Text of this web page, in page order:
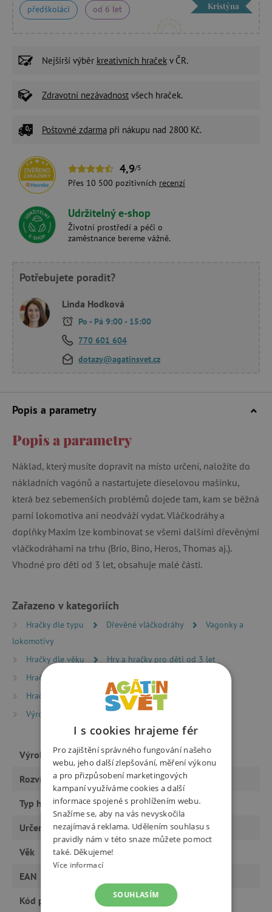
předškoláci od 6 let Kristýna
Nejširší výběr kreativních hraček v ČR.
Zdravotní nezávadnost všech hraček.
Poštovné zdarma při nákupu nad 2800 Kč.
4,9/5
Přes 10 500 pozitivních recenzí
Udržitelný e-shop
Životní prostředí a péči o
zaměstnance bereme vážně.
Potřebujete poradit?
Linda Hodková
Po - Pá 9:00 - 15:00
770 601 604
dotazy@agatinsvet.cz
Popis a parametry
Popis a parametry
Náklad, který musíte dopravit na místo určení, naložíte do
nákladních vagónů a nastartujete dieselovou mašinku,
která bez sebemenších problémů dojede tam, kam se běžná
parní lokomotiva ani neodváží vydat. Vláčkodráhy a
doplňky Maxim lze kombinovat se všemi dalšími dřevěnými
vláčkodráhami na trhu (Brio, Bino, Heros, Thomas aj.).
Vhodné pro děti od 3 let, obsahuje malé části.
Zařazeno v kategoriích
Hračky dle typu Dřevěné vláčkodráhy
Vagonky a
lokomotivy
Hračky dle věku
Hry a hračky pro děti od 3 let
Hračky dle věku
Hry a hračky pro předškoláky
Hračky dle věku
Hry a hračky pro děti od 6 let
Výrobci
Výrobce Maxim
Rozvíjí motoriku
Typ hračky hračky
Určeno pro kluka
Věk
EAN
Kód produktu S550211
I s cookies hrajeme fér
Pro zajištění správného fungování našeho
webu, jeho další zlepšování, měření výkonu
a pro přizpůsobení marketingových
kampaní využíváme cookies a další
informace spojené s prohlížením webu.
Snažíme se, aby na vás nevyskočila
nezajímavá reklama. Udělením souhlasu s
pravidly nám v této snaze můžete pomoct
také. Děkujeme!
Více informací
SOUHLASÍM